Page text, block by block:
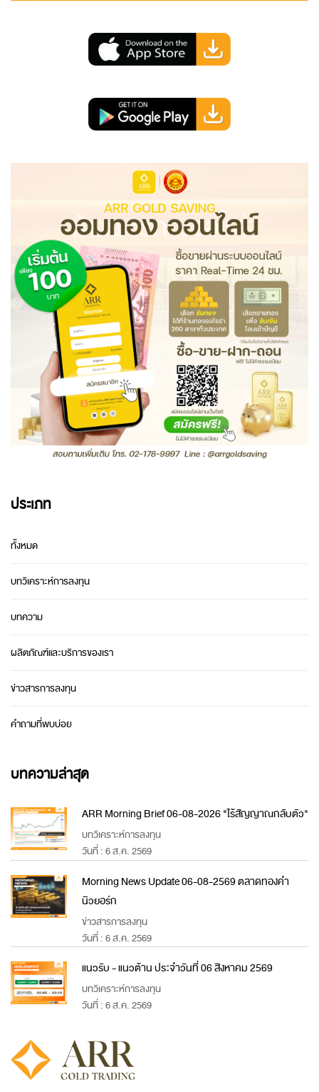
ประเภท
ทั้งหมด
บทวิเคราะห์การลงทุน
บทความ
ผลิตภัณฑ์และบริการของเรา
ข่าวสารการลงทุน
คำถามที่พบบ่อย
บทความล่าสุด
ARR Morning Brief 06-08-2026 "ไร้สัญญาณกลับตัว"
บทวิเคราะห์การลงทุน
วันที่ : 6 ส.ค. 2569
Morning News Update 06-08-2569 ตลาดทองคำ
นิวยอร์ก
ข่าวสารการลงทุน
วันที่ : 6 ส.ค. 2569
แนวรับ - แนวต้าน ประจำวันที่ 06 สิงหาคม 2569
บทวิเคราะห์การลงทุน
วันที่ : 6 ส.ค. 2569